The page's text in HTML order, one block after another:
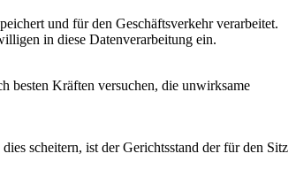
und für den Geschäftsverkehr verarbeitet.
in diese Datenverarbeitung ein.
besten Kräften versuchen, die unwirksame
scheitern, ist der Gerichtsstand der für den Sitz